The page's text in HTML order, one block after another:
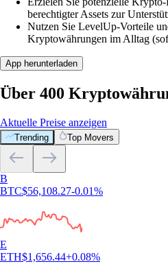
berechtigter Assets zur
Nutzen Sie LevelUp-Vorteile
Kryptowährungen im Alltag
App herunterladen
Über 400
Aktuelle Preise anzeigen
Trending Top Movers
B
BTC$56,108.27-0.01%
E
ETH$1,656.44+0.08%